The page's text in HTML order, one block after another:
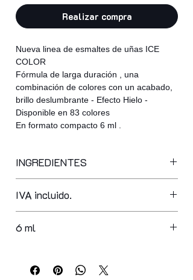
Realizar compra
Nueva linea de esmaltes de uñas ICE
COLOR
Fórmula de larga duración , una
combinación de colores con un acabado,
brillo deslumbrante - Efecto Hielo -
Disponible en 83 colores
En formato compacto 6 ml .
INGREDIENTES
nitrocellulose, acetyl triethyl citrate,
phthalic anhydride/trimellitic,
nhydride/glycols copolymerisopropyl
acid/tricyclodecane dimethanol
IVA incluido.
6 ml